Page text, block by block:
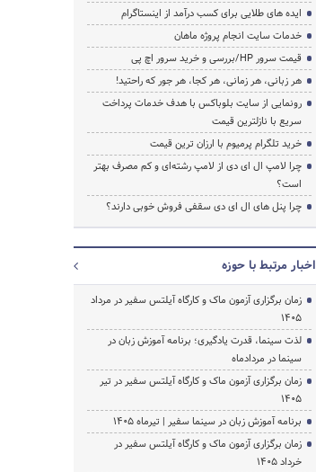
ایده های طلایی برای کسب درآمد از اینستاگرام
خدمات سایت انجام پروژه ماهان
قیمت سرور HP/بررسی و خرید سرور اچ پی
هر زبانی، هر زمانی، هر کجا، هر جور که راحتید!
رونمایی از سایت بلوباکس با هدف خدمات پرداخت
سریع با نازلترین قیمت
خرید تلگرام پرمیوم با ارزان ترین قیمت
چرا لامپ ال ای دی از لامپ رشته‌ای و کم مصرف بهتر
است؟
چرا پنل های ال ای دی سقفی فروش خوبی دارند؟
اخبار مرتبط با حوزه
زمان برگزاری آزمون ماک و کارگاه آیلتس سفیر در مرداد
1405
لذت سینما، قدرت یادگیری؛ برنامه آموزش زبان در
سینما در مردادماه
زمان برگزاری آزمون ماک و کارگاه آیلتس سفیر در تیر
1405
برنامه آموزش زبان در سینما سفیر | تیرماه ۱۴۰۵
زمان برگزاری آزمون ماک و کارگاه آیلتس سفیر در
خرداد 1405